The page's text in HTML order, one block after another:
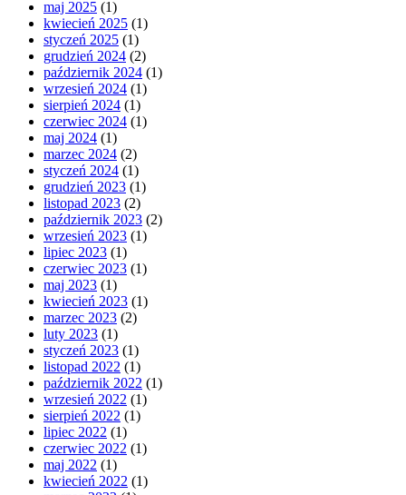
maj 2025 (1)
kwiecień 2025 (1)
styczeń 2025 (1)
grudzień 2024 (2)
październik 2024 (1)
wrzesień 2024 (1)
sierpień 2024 (1)
czerwiec 2024 (1)
maj 2024 (1)
marzec 2024 (2)
styczeń 2024 (1)
grudzień 2023 (1)
listopad 2023 (2)
październik 2023 (2)
wrzesień 2023 (1)
lipiec 2023 (1)
czerwiec 2023 (1)
maj 2023 (1)
kwiecień 2023 (1)
marzec 2023 (2)
luty 2023 (1)
styczeń 2023 (1)
listopad 2022 (1)
październik 2022 (1)
wrzesień 2022 (1)
sierpień 2022 (1)
lipiec 2022 (1)
czerwiec 2022 (1)
maj 2022 (1)
kwiecień 2022 (1)